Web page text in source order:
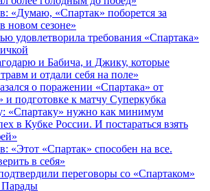
«Думаю, «Спартак» поборется за
новом сезоне»
удовлетворила требования «Спартака»
и Бабича, и Джику, которые
и отдали себя на поле»
о поражении «Спартака» от
и подготовке к матчу Суперкубка
«Спартаку» нужно как минимум
в Кубке России. И постараться взять
«Этот «Спартак» способен на все.
в себя»
переговоры со «Спартаком»
Парады